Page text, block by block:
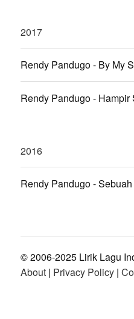
2017
Rendy Pandugo - By My
Rendy Pandugo - Hampir
2016
Rendy Pandugo -
© 2006-2025 Lirik Lagu
About| Privacy Policy|